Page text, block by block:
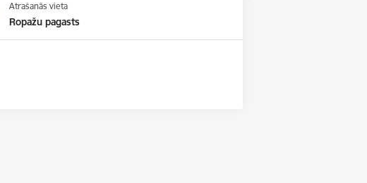
Atrašanās vieta
Ropažu pagasts